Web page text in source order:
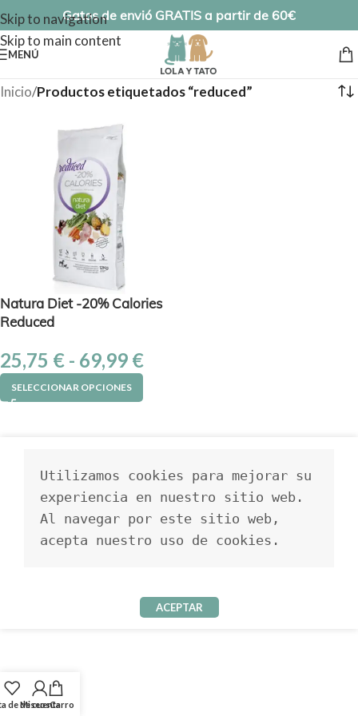
Skip to navigation
Skip to main content
Gatos de envió GRATIS a partir de 60€
MENÚ
Inicio/Productos etiquetados “reduced”
Natura Diet -20% Calories
Reduced
25,75 € - 69,99 €
SELECCIONAR OPCIONES
de deseos
Mi cuentaCarro
Utilizamos cookies para mejorar su
experiencia en nuestro sitio web.
Al navegar por este sitio web,
acepta nuestro uso de cookies.
ACEPTAR